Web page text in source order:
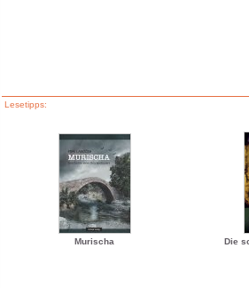
Lesetipps:
Murischa Die